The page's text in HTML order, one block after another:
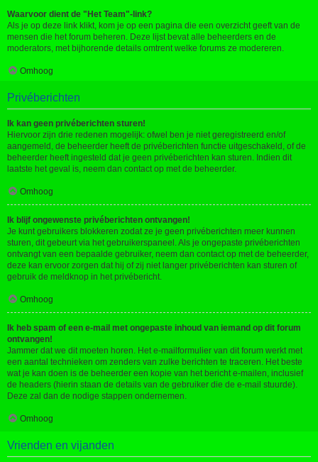
Waarvoor dient de "Het Team"-link?
Als je op deze link klikt, kom je op een pagina die een overzicht geeft van de
mensen die het forum beheren. Deze lijst bevat alle beheerders en de
moderators, met bijhorende details omtrent welke forums ze modereren.
Omhoog
Privéberichten
Ik kan geen privéberichten sturen!
Hiervoor zijn drie redenen mogelijk: ofwel ben je niet geregistreerd en/of
aangemeld, de beheerder heeft de privéberichten functie uitgeschakeld, of de
beheerder heeft ingesteld dat je geen privéberichten kan sturen. Indien dit
laatste het geval is, neem dan contact op met de beheerder.
Omhoog
Ik blijf ongewenste privéberichten ontvangen!
Je kunt gebruikers blokkeren zodat ze je geen privéberichten meer kunnen
sturen, dit gebeurt via het gebruikerspaneel. Als je ongepaste privéberichten
ontvangt van een bepaalde gebruiker, neem dan contact op met de beheerder,
deze kan ervoor zorgen dat hij of zij niet langer privéberichten kan sturen of
gebruik de meldknop in het privébericht.
Omhoog
Ik heb spam of een e-mail met ongepaste inhoud van iemand op dit forum
ontvangen!
Jammer dat we dit moeten horen. Het e-mailformulier van dit forum werkt met
een aantal technieken om zenders van zulke berichten te traceren. Het beste
wat je kan doen is de beheerder een kopie van het bericht e-mailen, inclusief
de headers (hierin staan de details van de gebruiker die de e-mail stuurde).
Deze zal dan de nodige stappen ondernemen.
Omhoog
Vrienden en vijanden